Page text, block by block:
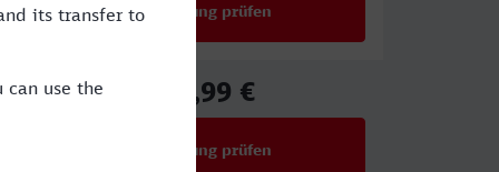
Verbindung prüfen
27,99 €
Verbindung prüfen